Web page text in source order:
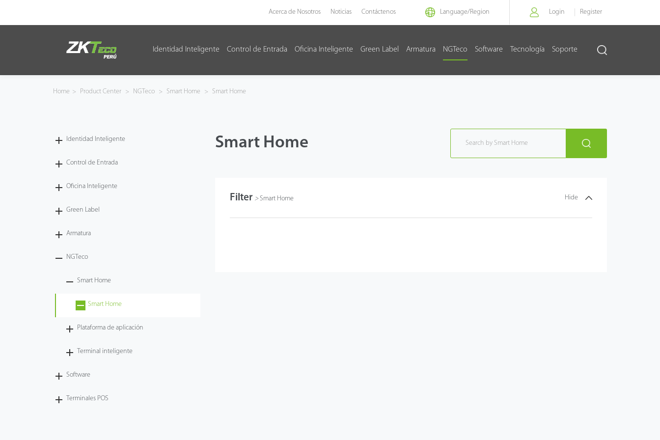
Acerca de Nosotros Noticias Contáctenos Language/Region Login Register
Identidad Inteligente Control de Entrada Oficina Inteligente Green Label Armatura NGTeco Software Tecnología Soporte
Control de Entrada
Home > Product Center > NGTeco > Smart Home > Smart Home
Identidad Inteligente
Control de Entrada
Oficina Inteligente
Green Label
Armatura
NGTeco
Smart Home
Smart Home
Plataforma de aplicación
Terminal inteligente
Software
Terminales POS
Smart Home
Filter > Smart Home Hide